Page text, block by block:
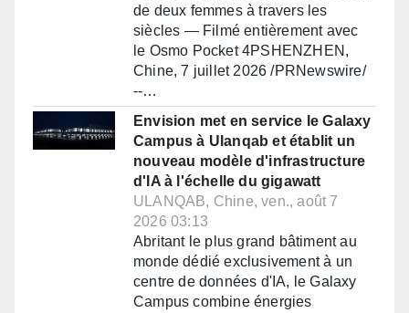
de deux femmes à travers les
siècles — Filmé entièrement avec
le Osmo Pocket 4PSHENZHEN,
Chine, 7 juillet 2026 /PRNewswire/
--…
Envision met en service le Galaxy
Campus à Ulanqab et établit un
nouveau modèle d'infrastructure
d'IA à l'échelle du gigawatt
ULANQAB, Chine, ven., août 7
2026 03:13
Abritant le plus grand bâtiment au
monde dédié exclusivement à un
centre de données d'IA, le Galaxy
Campus combine énergies